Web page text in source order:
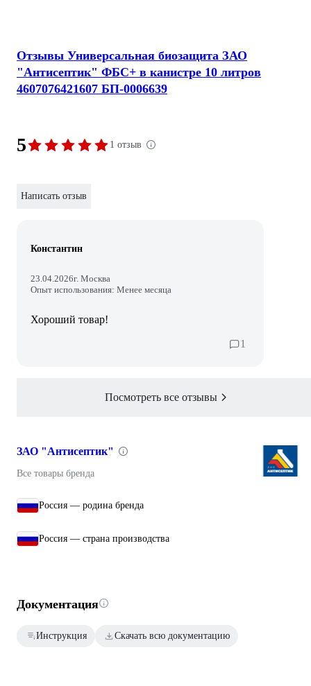
Отзывы Универсальная биозащита ЗАО
"Антисептик" ФБС+ в канистре 10 литров
4607076421607 БП-0006639
5 1 отзыв
Написать отзыв
Константин
23.04.2026г. Москва
Опыт использования: Менее месяца
Хороший товар!
1
Посмотреть все отзывы
ЗАО "Антисептик"
Все товары бренда
Россия — родина бренда
Россия — страна производства
Документация
Инструкция Скачать всю документацию